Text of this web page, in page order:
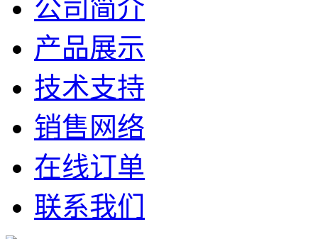
公司简介
产品展示
技术支持
销售网络
在线订单
联系我们